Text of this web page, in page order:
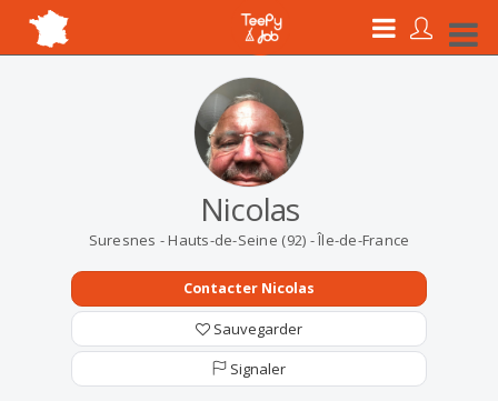
Nicolas
Suresnes - Hauts-de-Seine (92) - Île-de-France
Contacter Nicolas
Sauvegarder
Signaler